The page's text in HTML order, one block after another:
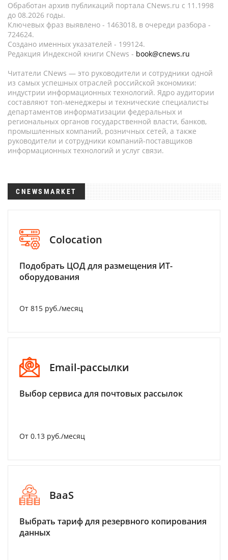
Обработан архив публикаций портала CNews.ru c 11.1998
до 08.2026 годы.
Ключевых фраз выявлено - 1463018, в очереди разбора -
724624.
Создано именных указателей - 199124.
Редакция Индексной книги CNews - book@cnews.ru
Читатели CNews — это руководители и сотрудники одной
из самых успешных отраслей российской экономики:
индустрии информационных технологий. Ядро аудитории
составляют топ-менеджеры и технические специалисты
департаментов информатизации федеральных и
региональных органов государственной власти, банков,
промышленных компаний, розничных сетей, а также
руководители и сотрудники компаний-поставщиков
информационных технологий и услуг связи.
CNEWSMARKET
Colocation
Подобрать ЦОД для размещения ИТ-
оборудования
От 815 руб./месяц
Email-рассылки
Выбор сервиса для почтовых рассылок
От 0.13 руб./месяц
BaaS
Выбрать тариф для резервного копирования
данных